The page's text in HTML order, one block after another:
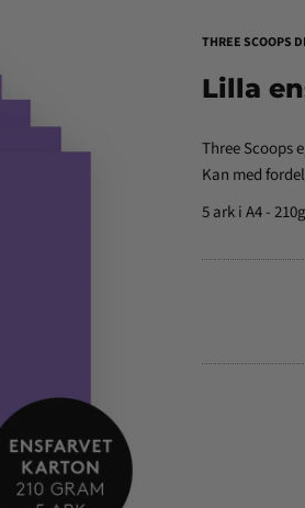
THREE SCOOPS
Lilla
Three Scoops
Kan med
5 ark i A4 - 210g